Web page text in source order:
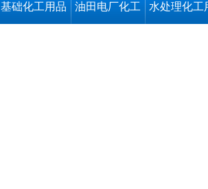
基础化工用品 油田电厂化工 水处理化工